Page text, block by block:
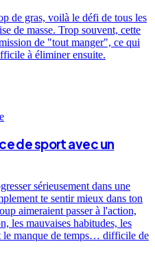
de gras, voilà le défi de tous les
de masse. Trop souvent, cette
de "tout manger", ce qui
à éliminer ensuite.
de sport avec un
sérieusement dans une
te sentir mieux dans ton
aimeraient passer à l'action,
les mauvaises habitudes, les
le manque de temps… difficile de